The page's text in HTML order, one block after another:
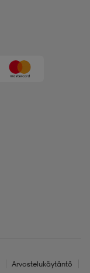
Arvostelukäytäntö